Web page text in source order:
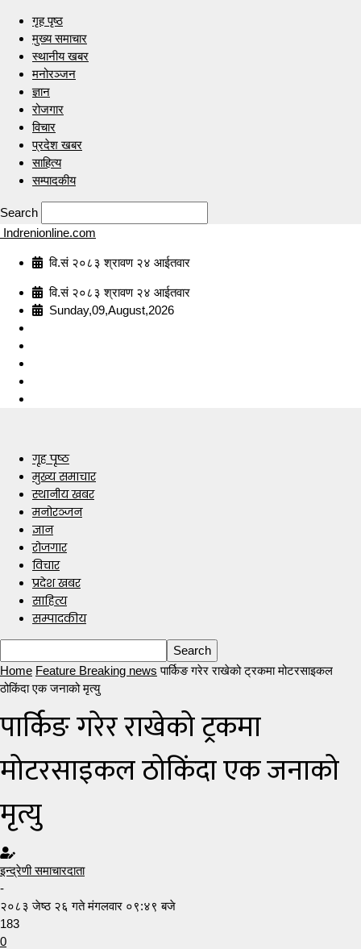
गृह पृष्ठ
मुख्य समाचार
स्थानीय खबर
मनोरञ्जन
ज्ञान
रोजगार
विचार
प्रदेश खबर
साहित्य
सम्पादकीय
Search
Indrenionline.com
वि.सं २०८३ श्रावण २४ आईतवार
वि.सं २०८३ श्रावण २४ आईतवार
Sunday,09,August,2026
गृह पृष्ठ
मुख्य समाचार
स्थानीय खबर
मनोरञ्जन
ज्ञान
रोजगार
विचार
प्रदेश खबर
साहित्य
सम्पादकीय
Home Feature Breaking news पार्किङ गरेर राखेको ट्रकमा मोटरसाइकल
ठोकिंदा एक जनाको मृत्यु
पार्किङ गरेर राखेको ट्रकमा
मोटरसाइकल ठोकिंदा एक जनाको
मृत्यु
इन्द्रेणी समाचारदाता
-
२०८३ जेष्ठ २६ गते मंगलवार ०९:४९ बजे
183
0